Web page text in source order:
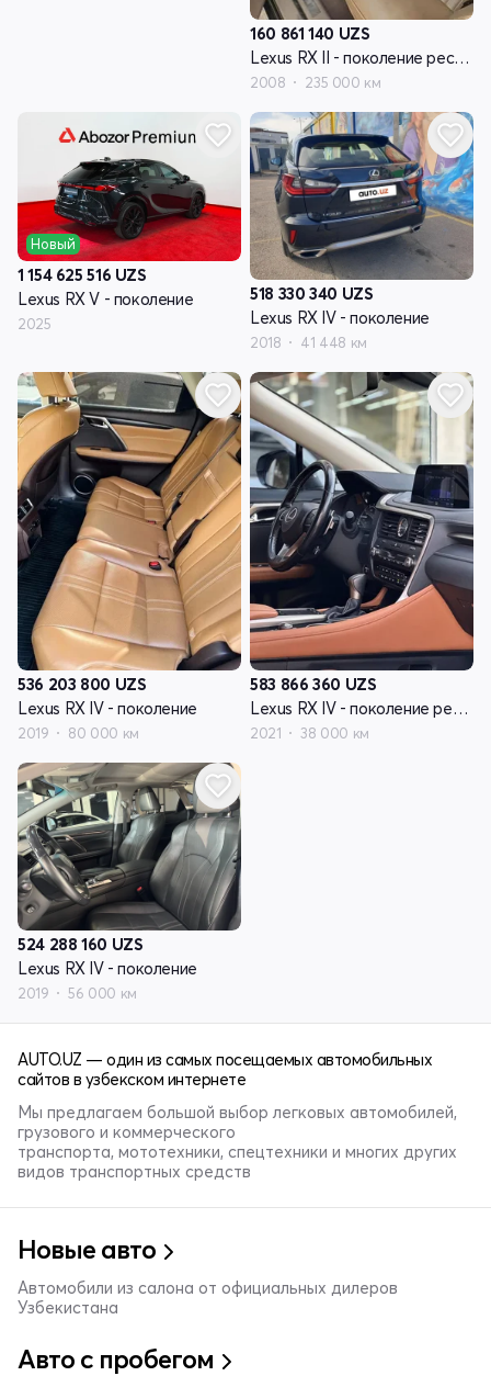
160 861 140 UZS
Lexus RX II - поколение рестайлинг
2008 235 000 км
Новый
1 154 625 516 UZS
Lexus RX V - поколение
2025
518 330 340 UZS
Lexus RX IV - поколение
2018 41 448 км
536 203 800 UZS
Lexus RX IV - поколение
2019 80 000 км
583 866 360 UZS
Lexus RX IV - поколение рестайлинг
2021 38 000 км
524 288 160 UZS
Lexus RX IV - поколение
2019 56 000 км
AUTO.UZ — один из самых посещаемых автомобильных
сайтов в узбекском интернете
Мы предлагаем большой выбор легковых автомобилей,
грузового и коммерческого
транспорта, мототехники, спецтехники и многих других
видов транспортных средств
Новые авто
Автомобили из салона от официальных дилеров
Узбекистана
Авто с пробегом